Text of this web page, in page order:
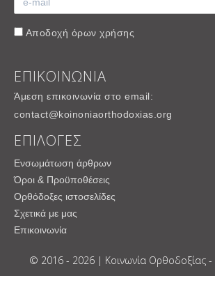
Αποδοχή όρων χρήσης
ΕΠΙΚΟΙΝΩΝΙΑ
Άμεση επικοινωνία στο email:
contact@koinoniaorthodoxias.org
ΕΠΙΛΟΓΕΣ
Ενσωμάτωση άρθρων
Όροι & Προϋποθέσεις
Ορθόδοξες ιστοσελίδες
Σχετικά με μας
Επικοινωνία
© 2016 - 2026 | Κοινωνία Ορθοδοξίας -